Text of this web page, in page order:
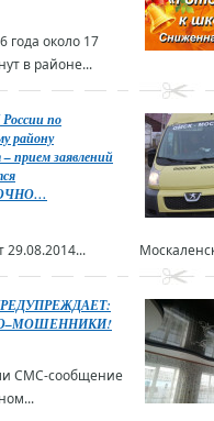
года около 17
в районе...
по
району
прием заявлений
29.08.2014...
СМС-сообщение